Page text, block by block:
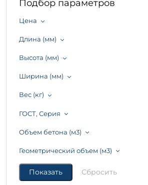
Подбор параметров
Цена
Длина (мм)
Высота (мм)
Ширина (мм)
Вес (кг)
ГОСТ, Серия
Объем бетона (м3)
Геометрический объем (м3)